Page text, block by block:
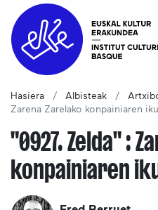
Hasiera Albisteak
Zarena Zarelako konpainiaren
"0927. Zelda" :
konpainiaren